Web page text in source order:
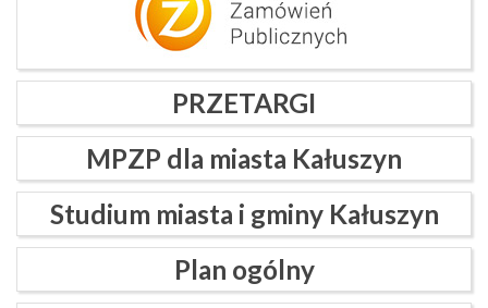
PRZETARGI
MPZP dla miasta Kałuszyn
Studium miasta i gminy Kałuszyn
Plan ogólny